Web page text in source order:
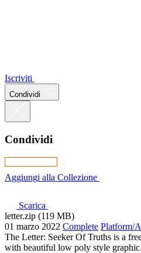
Iscriviti
Condividi
Condividi
Aggiungi alla Collezione
Scarica
letter.zip (119 MB)
01 marzo 2022 Complete Platform/
The Letter: Seeker Of Truths is a
with beautiful low poly style graphic.